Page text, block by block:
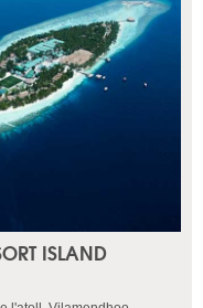
ISLAND